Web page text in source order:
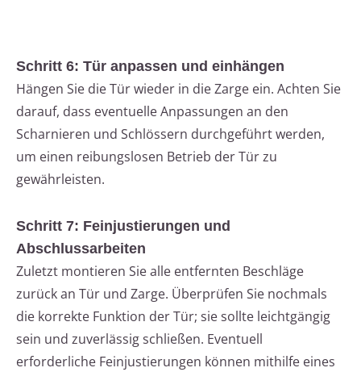
Schritt 6: Tür anpassen und einhängen
Hängen Sie die Tür wieder in die Zarge ein. Achten Sie
darauf, dass eventuelle Anpassungen an den
Scharnieren und Schlössern durchgeführt werden,
um einen reibungslosen Betrieb der Tür zu
gewährleisten.
Schritt 7: Feinjustierungen und
Abschlussarbeiten
Zuletzt montieren Sie alle entfernten Beschläge
zurück an Tür und Zarge. Überprüfen Sie nochmals
die korrekte Funktion der Tür; sie sollte leichtgängig
sein und zuverlässig schließen. Eventuell
erforderliche Feinjustierungen können mithilfe eines